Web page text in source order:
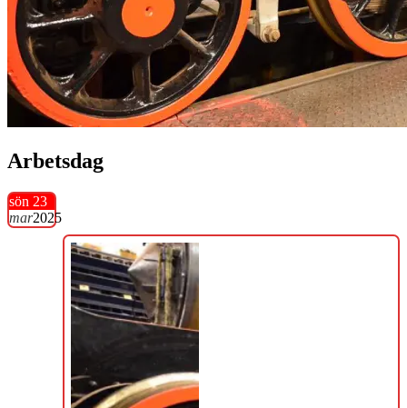
Arbetsdag
sön 23
mar2025